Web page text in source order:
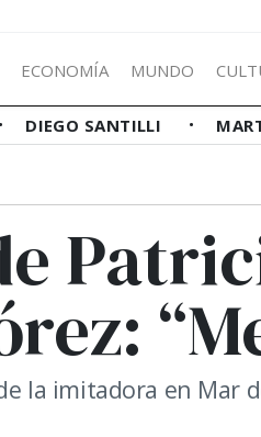
ECONOMÍA MUNDO
DIEGO SANTILLI
la imitadora en Mar